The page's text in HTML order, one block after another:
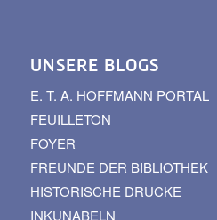
UNSERE BLOGS
E. T. A. HOFFMANN PORTAL
FEUILLETON
FOYER
FREUNDE DER BIBLIOTHEK
HISTORISCHE DRUCKE
INKUNABELN